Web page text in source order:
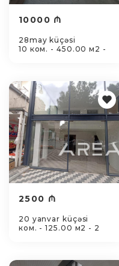
10000 ₼
28may küçəsi
10 ком. - 450.00 м2 -
2500 ₼
20 yanvar küçəsi
ком. - 125.00 м2 - 2